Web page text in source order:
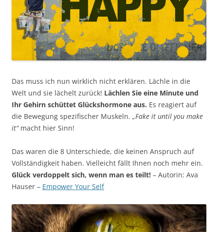
Das muss ich nun wirklich nicht erklären. Lächle in die
Welt und sie lächelt zurück! Lächlen Sie eine Minute und
Ihr Gehirn schüttet Glückshormone aus. Es reagiert auf
die Bewegung spezifischer Muskeln. „Fake it until you make
it“macht hier Sinn!
Das waren die 8 Unterschiede, die keinen Anspruch auf
Vollständigkeit haben. Vielleicht fällt Ihnen noch mehr ein.
Glück verdoppelt sich, wenn man es teilt! – Autorin: Ava
Hauser – Empower Your Self